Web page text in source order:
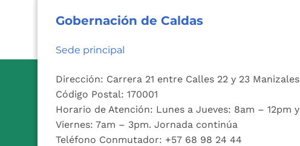
Gobernación de Caldas
Sede principal
Dirección: Carrera 21 entre Calles 22 y 23
Código Postal: 170001
Horario de Atención: Lunes a Jueves: 8am – 12pm
Viernes: 7am – 3pm. Jornada continúa
Teléfono Conmutador: +57 68 98 24 44